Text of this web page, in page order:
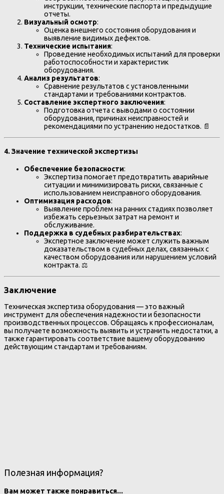
инструкции, технические паспорта и предыдущие
отчеты.
Визуальный осмотр:
Оценка внешнего состояния оборудования и
выявление видимых дефектов.
Технические испытания:
Проведение необходимых испытаний для проверки
работоспособности и характеристик
оборудования.
Анализ результатов:
Сравнение результатов с установленными
стандартами и требованиями контрактов.
Составление экспертного заключения:
Подготовка отчета с выводами о состоянии
оборудования, причинах неисправностей и
рекомендациями по устранению недостатков. 📄
4.Значение технической экспертизы
Обеспечение безопасности:
Экспертиза помогает предотвратить аварийные
ситуации и минимизировать риски, связанные с
использованием неисправного оборудования.
Оптимизация расходов:
Выявление проблем на ранних стадиях позволяет
избежать серьезных затрат на ремонт и
обслуживание.
Поддержка в судебных разбирательствах:
Экспертное заключение может служить важным
доказательством в судебных делах, связанных с
качеством оборудования или нарушением условий
контракта. ⚖️
Заключение
Техническая экспертиза оборудования — это важный
инструмент для обеспечения надежности и безопасности
производственных процессов. Обращаясь к профессионалам,
вы получаете возможность выявить и устранить недостатки, а
также гарантировать соответствие вашему оборудованию
действующим стандартам и требованиям.
Полезная информация?
Вам может также понравиться...